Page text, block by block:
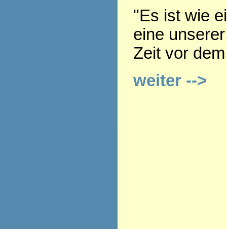
"Es ist wie
eine
Zeit vor
weiter -->